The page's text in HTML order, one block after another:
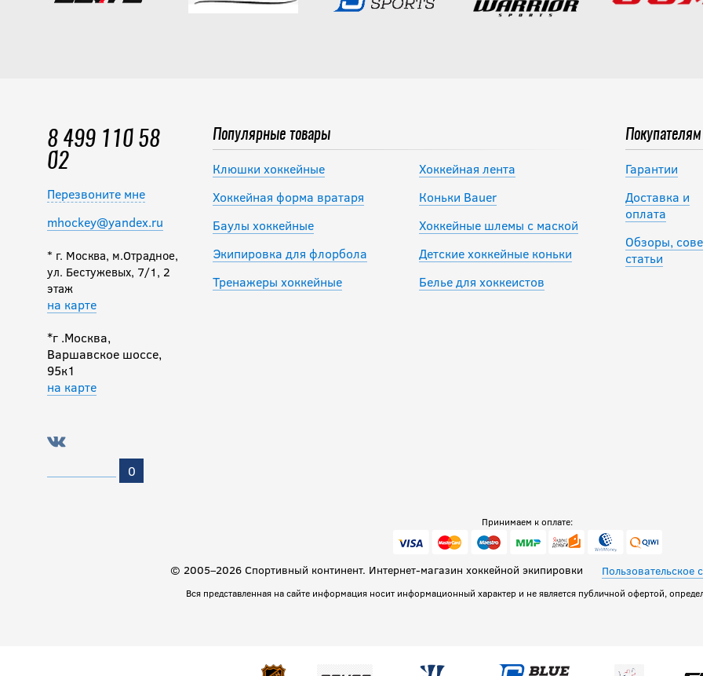
8 499 110 58
02
Перезвоните мне
mhockey@yandex.ru
* г. Москва, м.Отрадное,
ул. Бестужевых, 7/1, 2
этаж
на карте
*г .Москва,
Варшавское шоссе,
95к1
на карте
0
Популярные товары
Клюшки хоккейные
Хоккейная форма вратаря
Баулы хоккейные
Экипировка для флорбола
Тренажеры хоккейные
Хоккейная лента
Коньки Bauer
Хоккейные шлемы с маской
Детские хоккейные коньки
Белье для хоккеистов
Покупателям
Гарантии
Доставка и
оплата
Обзоры,
статьи
Принимаем к оплате:
© 2005–2026 Спортивный континент. Интернет-магазин хоккейной экипировки Пользовательское
Вся представленная на сайте информация носит информационный характер и не является публичной офертой,